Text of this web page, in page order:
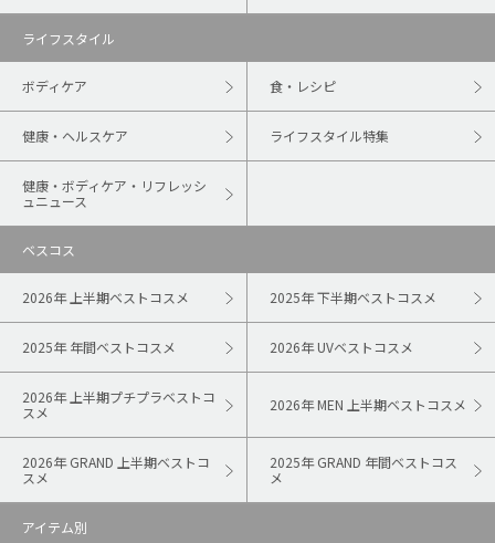
ライフスタイル
ボディケア 食・レシピ
健康・ヘルスケア ライフスタイル特集
健康・ボディケア・リフレッシ
ュニュース
ベスコス
2026年 上半期ベストコスメ 2025年 下半期ベストコスメ
2025年 年間ベストコスメ 2026年 UVベストコスメ
2026年 上半期プチプラベストコ
スメ
2026年 MEN 上半期ベストコスメ
2026年 GRAND 上半期ベストコ
スメ
2025年 GRAND 年間ベストコス
メ
アイテム別